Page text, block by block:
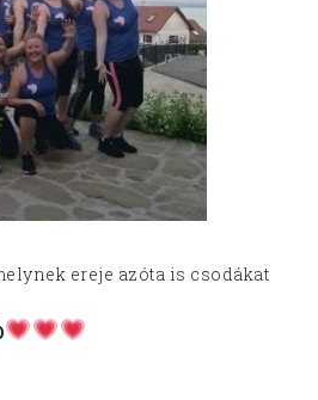
ereje azóta is csodákat